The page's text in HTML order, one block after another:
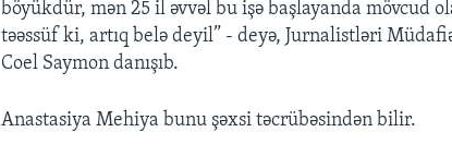
böyükdür, mən 25 il əvvəl bu işə başlayanda mövcud
təəssüf ki, artıq belə deyil” - deyə, Jurnalistləri
Coel Saymon danışıb.
Anastasiya Mehiya bunu şəxsi təcrübəsindən bilir.